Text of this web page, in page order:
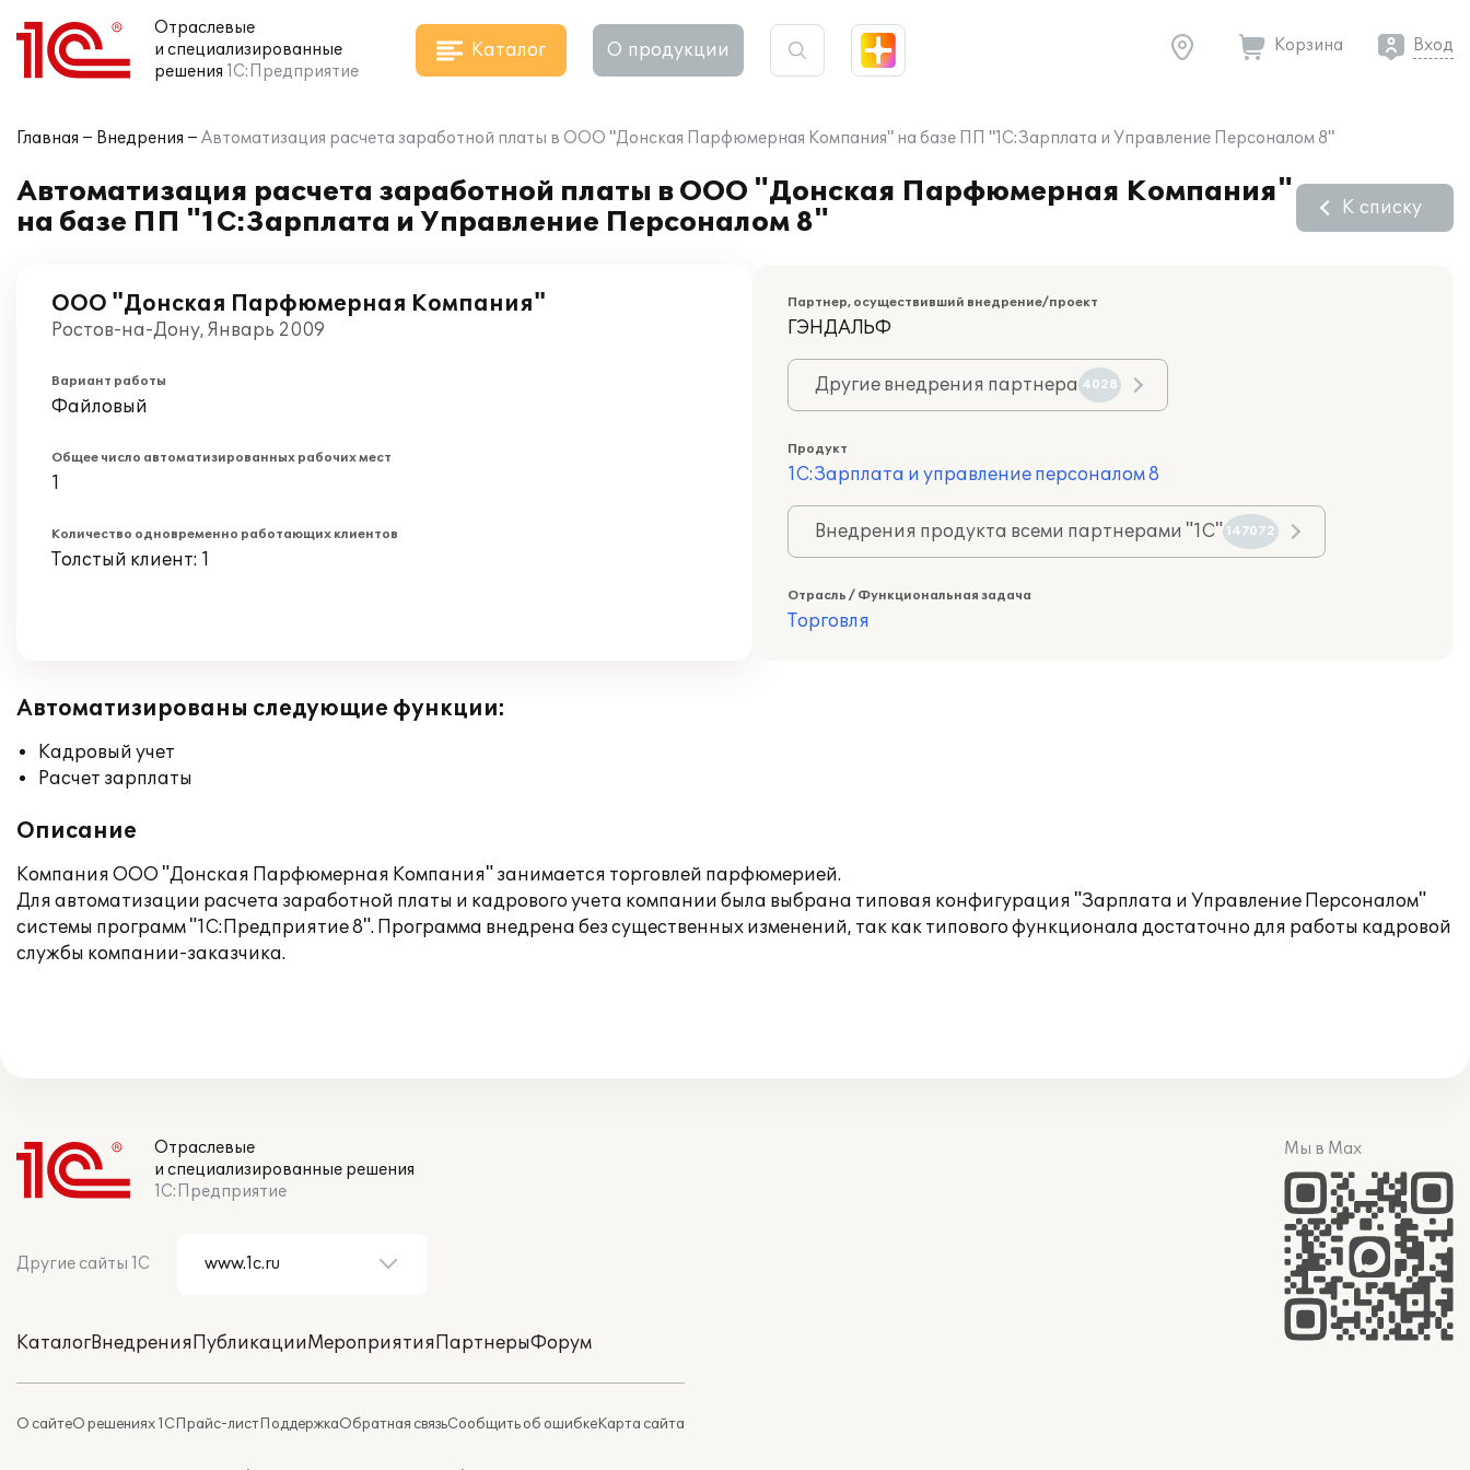
Отраслевые
и специализированные
решения 1С:Предприятие
Каталог О продукции Корзина Вход
Главная Внедрения Автоматизация расчета заработной платы в ООО "Донская Парфюмерная Компания" на базе ПП "1С:Зарплата и Управление Персоналом 8"
Автоматизация расчета заработной платы в ООО "Донская Парфюмерная Компания"
на базе ПП "1С:Зарплата и Управление Персоналом 8"
К списку
ООО "Донская Парфюмерная Компания"
Ростов-на-Дону, Январь 2009
Вариант работы
Файловый
Общее число автоматизированных рабочих мест
1
Количество одновременно работающих клиентов
Толстый клиент: 1
Партнер, осуществивший внедрение/проект
ГЭНДАЛЬФ
Другие внедрения партнера 4028
Продукт
1С:Зарплата и управление персоналом 8
Внедрения продукта всеми партнерами "1С" 147072
Отрасль / Функциональная задача
Торговля
Автоматизированы следующие функции:
Кадровый учет
Расчет зарплаты
Описание
Компания ООО "Донская Парфюмерная Компания" занимается торговлей парфюмерией.
Для автоматизации расчета заработной платы и кадрового учета компании была выбрана типовая конфигурация "Зарплата и Управление Персоналом"
системы программ "1С:Предприятие 8". Программа внедрена без существенных изменений, так как типового функционала достаточно для работы кадровой
службы компании-заказчика.
Отраслевые
и специализированные решения
1С:Предприятие
Другие сайты 1С
КаталогВнедренияПубликацииМероприятияПартнерыФорум
О сайтеО решениях 1СПрайс-листПоддержкаОбратная связьСообщить об ошибкеКарта сайта
Мы в Max